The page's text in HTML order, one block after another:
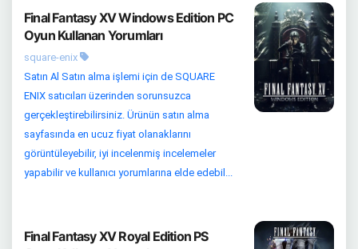
Final Fantasy XV Windows Edition PC
Oyun Kullanan Yorumları
square-enix
Satın Al Satın alma işlemi için de SQUARE
ENIX satıcıları üzerinden sorunsuzca
gerçekleştirebilirsiniz. Ürünün satın alma
sayfasında en ucuz fiyat olanaklarını
görüntüleyebilir, iyi incelenmiş incelemeler
yapabilir ve kullanıcı yorumlarına elde edebil...
Final Fantasy XV Royal Edition PS